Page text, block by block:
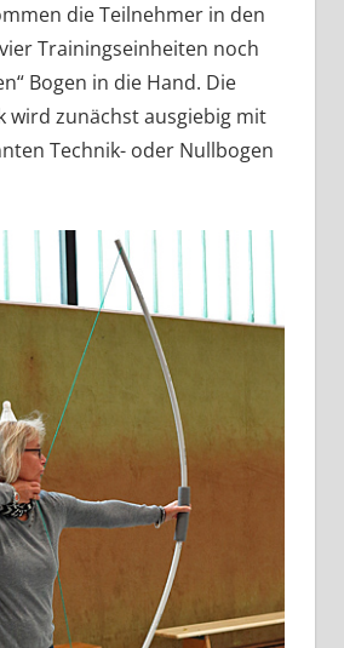
die Teilnehmer in den
Trainingseinheiten noch
Bogen in die Hand. Die
wird zunächst ausgiebig mit
Technik- oder Nullbogen